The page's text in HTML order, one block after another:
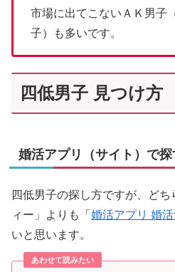
市場に出てこないＡＫ男子
子）も多いです。
四低男子 見つけ方
婚活アプリ（サイト）で探
四低男子の探し方ですが、ど
ィー」よりも「 婚活アプリ 婚活
いと思います。